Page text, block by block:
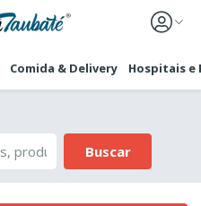
Comida & Delivery Hospitais e
Buscar